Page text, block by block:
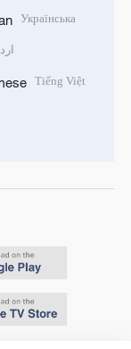
Українська
Tiếng Việt